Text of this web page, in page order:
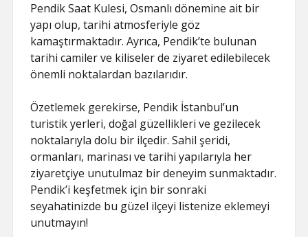
Pendik Saat Kulesi, Osmanlı dönemine ait bir
yapı olup, tarihi atmosferiyle göz
kamaştırmaktadır. Ayrıca, Pendik’te bulunan
tarihi camiler ve kiliseler de ziyaret edilebilecek
önemli noktalardan bazılarıdır.
Özetlemek gerekirse, Pendik İstanbul’un
turistik yerleri, doğal güzellikleri ve gezilecek
noktalarıyla dolu bir ilçedir. Sahil şeridi,
ormanları, marinası ve tarihi yapılarıyla her
ziyaretçiye unutulmaz bir deneyim sunmaktadır.
Pendik’i keşfetmek için bir sonraki
seyahatinizde bu güzel ilçeyi listenize eklemeyi
unutmayın!